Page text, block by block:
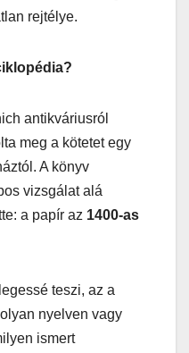
rejtélye.
antikváriusról
meg a kötetet egy
A könyv
vizsgálat alá
a papír az 1400-as
teszi, az a
nyelven vagy
ismert